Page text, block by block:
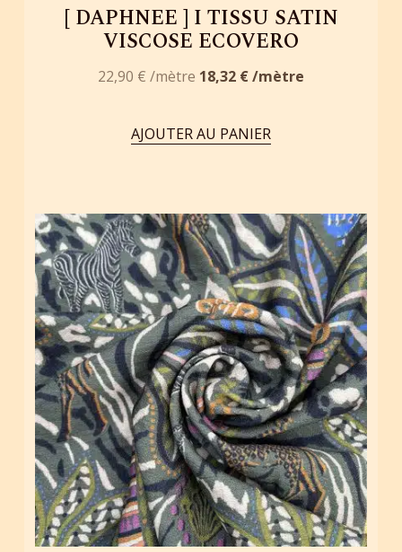
[ DAPHNEE ] I TISSU SATIN
VISCOSE ECOVERO
22,90 € 18,32 €
AJOUTER AU PANIER